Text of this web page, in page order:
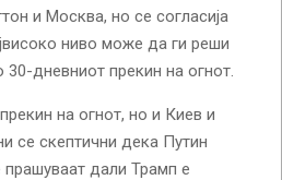
и Москва, но се согласија
ниво може да ги реши
дневниот прекин на огнот.
на огнот, но и Киев и
се скептични дека Путин
дали Трамп е